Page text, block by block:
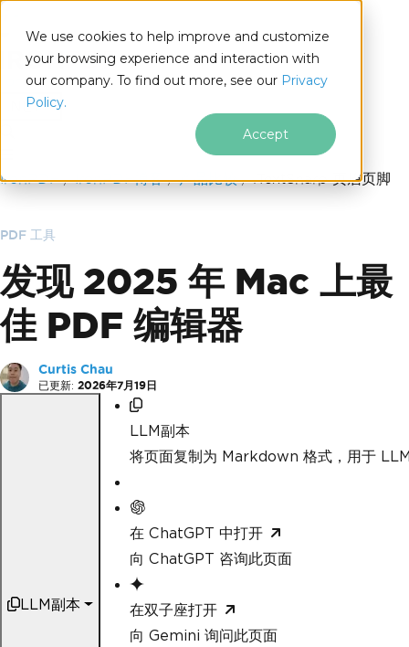
We use cookies to help improve and customize
your browsing experience and interaction with
our company. To find out more, see our Privacy
Policy.
Accept
.NET
跳至页脚内容
IronPDF IronPDF博客 产品比较 iTextSharp 页眉页脚
PDF 工具
发现 2025 年 Mac 上最
佳 PDF 编辑器
Curtis Chau
已更新: 2026年7月19日
LLM副本
LLM副本
将页面复制为 Markdown 格式，用于
在 ChatGPT 中打开
向 ChatGPT 咨询此页面
在双子座打开
向 Gemini 询问此页面